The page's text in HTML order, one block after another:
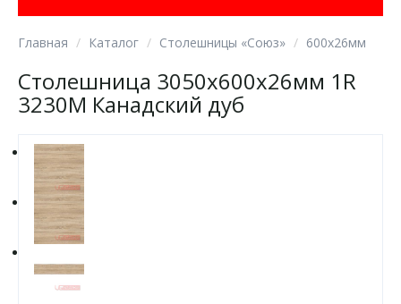
Главная Каталог Столешницы «Союз» 600х26мм
Столешница 3050х600х26мм 1R
3230М Канадский дуб